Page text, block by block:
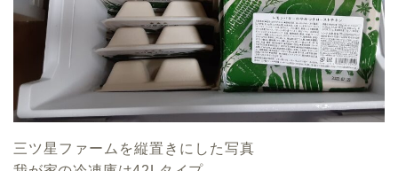
三ツ星ファームを縦置きにした写真